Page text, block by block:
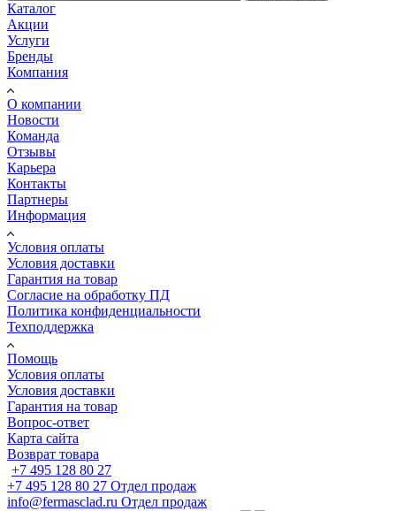
Каталог
Акции
Услуги
Бренды
Компания
О компании
Новости
Команда
Отзывы
Карьера
Контакты
Партнеры
Информация
Условия оплаты
Условия доставки
Гарантия на товар
Согласие на обработку ПД
Политика конфиденциальности
Техподдержка
Помощь
Условия оплаты
Условия доставки
Гарантия на товар
Вопрос-ответ
Карта сайта
Возврат товара
+7 495 128 80 27
+7 495 128 80 27 Отдел продаж
info@fermasclad.ru Отдел продаж